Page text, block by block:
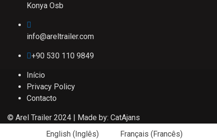
Konya Osb
info@areltrailer.com
+90 530 110 9849
© Arel Trailer 2024 | Made by: CatAjans
Início
Privacy Policy
Contacto
English (Inglês) Français (Francês)